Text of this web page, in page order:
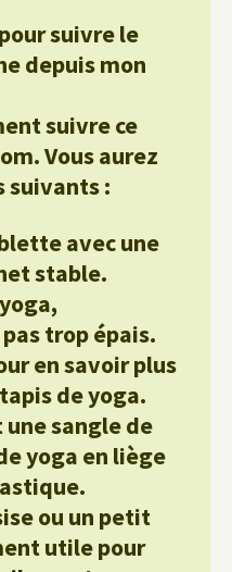
suivre le
depuis mon
suivre ce
Vous aurez
suivants :
avec une
stable.
trop épais.
en savoir plus
de yoga.
sangle de
yoga en liège
ou un petit
utile pour